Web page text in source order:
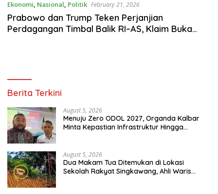
Ekonomi, Nasional, Politik February 21, 2026
Prabowo dan Trump Teken Perjanjian
Perdagangan Timbal Balik RI–AS, Klaim Buka
Berita Terkini
August 5, 2026
Menuju Zero ODOL 2027, Organda Kalbar
Minta Kepastian Infrastruktur Hingga
August 5, 2026
Dua Makam Tua Ditemukan di Lokasi
Sekolah Rakyat Singkawang, Ahli Waris